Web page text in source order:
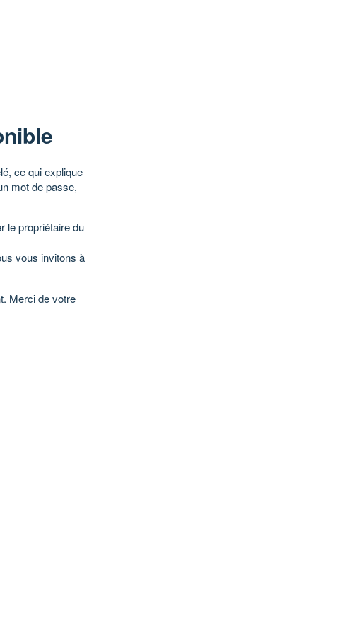
ce qui explique
mot de passe,
le propriétaire du
vous invitons à
Merci de votre